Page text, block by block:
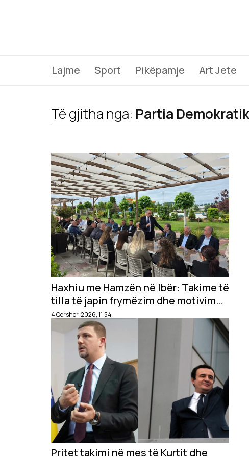
Lajme Sport Pikëpamje Art Jete
Të gjitha nga: Partia
Haxhiu me Hamzën në Ibër: Takime të
tilla të japin frymëzim dhe motivim
për të punuar edhe më shumë
4 Qershor, 2026, 11:54
Pritet takimi në mes të Kurtit dhe